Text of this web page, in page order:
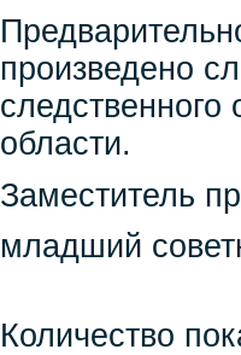
произведено
области.
Заместитель
младший
Количество